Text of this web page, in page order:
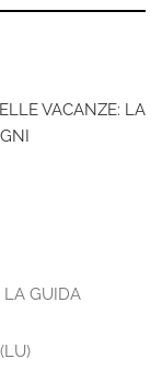
VACANZE: LA
LA GUIDA